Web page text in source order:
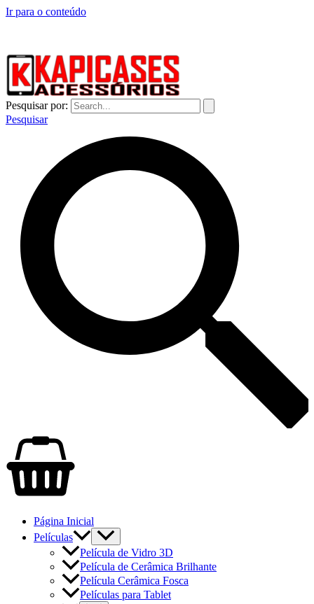
Ir para o conteúdo
Pesquisar por:
Pesquisar
Página Inicial
Películas
Película de Vidro 3D
Película de Cerâmica Brilhante
Película Cerâmica Fosca
Películas para Tablet